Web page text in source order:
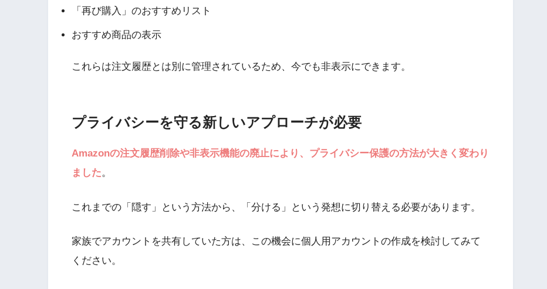
「再び購入」のおすすめリスト
おすすめ商品の表示
これらは注文履歴とは別に管理されているため、今でも非表示にできます。
プライバシーを守る新しいアプローチが必要
Amazonの注文履歴削除や非表示機能の廃止により、プライバシー保護の方法が大きく変わり
ました。
これまでの「隠す」という方法から、「分ける」という発想に切り替える必要があります。
家族でアカウントを共有していた方は、この機会に個人用アカウントの作成を検討してみて
ください。